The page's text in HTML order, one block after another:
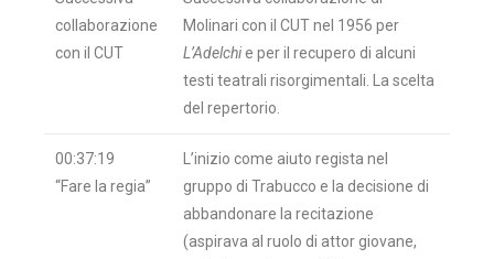
collaborazione
con il CUT
Molinari con il CUT nel 1956 per
L’Adelchie per il recupero di alcuni
testi teatrali risorgimentali. La scelta
del repertorio.
00:37:19
“Fare la regia”
L’inizio come aiuto regista nel
gruppo di Trabucco e la decisione di
abbandonare la recitazione
(aspirava al ruolo di attor giovane,